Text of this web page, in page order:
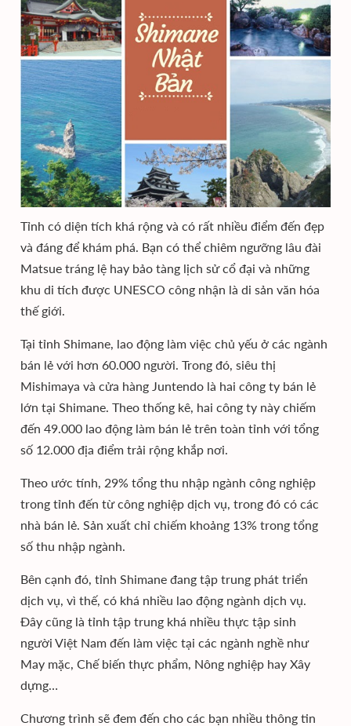
Tỉnh có diện tích khá rộng và có rất nhiều điểm đến đẹp
và đáng để khám phá. Bạn có thể chiêm ngưỡng lâu đài
Matsue tráng lệ hay bảo tàng lịch sử cổ đại và những
khu di tích được UNESCO công nhận là di sản văn hóa
thế giới.
Tại tỉnh Shimane, lao động làm việc chủ yếu ở các ngành
bán lẻ với hơn 60.000 người. Trong đó, siêu thị
Mishimaya và cửa hàng Juntendo là hai công ty bán lẻ
lớn tại Shimane. Theo thống kê, hai công ty này chiếm
đến 49.000 lao động làm bán lẻ trên toàn tỉnh với tổng
số 12.000 địa điểm trải rộng khắp nơi.
Theo ước tính, 29% tổng thu nhập ngành công nghiệp
trong tỉnh đến từ công nghiệp dịch vụ, trong đó có các
nhà bán lẻ. Sản xuất chỉ chiếm khoảng 13% trong tổng
số thu nhập ngành.
Bên cạnh đó, tỉnh Shimane đang tập trung phát triển
dịch vụ, vì thế, có khá nhiều lao động ngành dịch vụ.
Đây cũng là tỉnh tập trung khá nhiều thực tập sinh
người Việt Nam đến làm việc tại các ngành nghề như
May mặc, Chế biến thực phẩm, Nông nghiệp hay Xây
dựng…
Chương trình sẽ đem đến cho các bạn nhiều thông tin